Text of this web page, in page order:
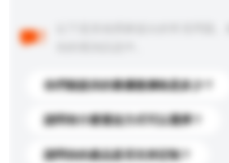
你們能提供的最優惠價格是多少？
請問有什麼運送方式可以選擇？
請問你的產品是否支持定制？